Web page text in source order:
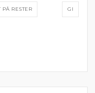
PÅ RESTER GI